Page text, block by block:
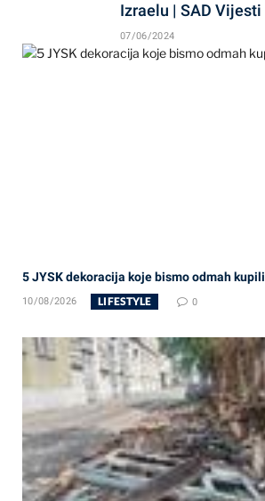
Izraelu | SAD Vijesti
07/06/2024
5 JYSK dekoracija koje bismo odmah kupili
10/08/2026 LIFESTYLE 0